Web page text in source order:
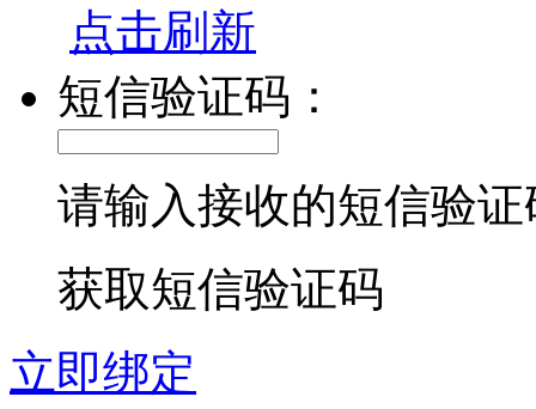
点击刷新
短信验证码：
请输入接收的短信验证
获取短信验证码
立即绑定